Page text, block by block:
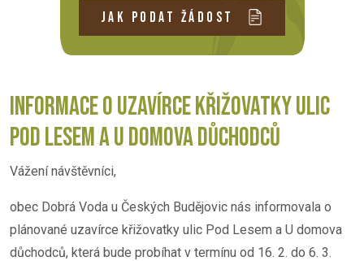
JAK PODAT ŽÁDOST
INFORMACE O UZAVÍRCE KŘIŽOVATKY ULIC
POD LESEM A U DOMOVA DŮCHODCŮ
Vážení návštěvníci,
obec Dobrá Voda u Českých Budějovic nás informovala o
plánované uzavírce křižovatky ulic Pod Lesem a U domova
důchodců, která bude probíhat v termínu od 16. 2. do 6. 3.